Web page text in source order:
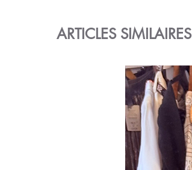
ARTICLES SIMILAIRES